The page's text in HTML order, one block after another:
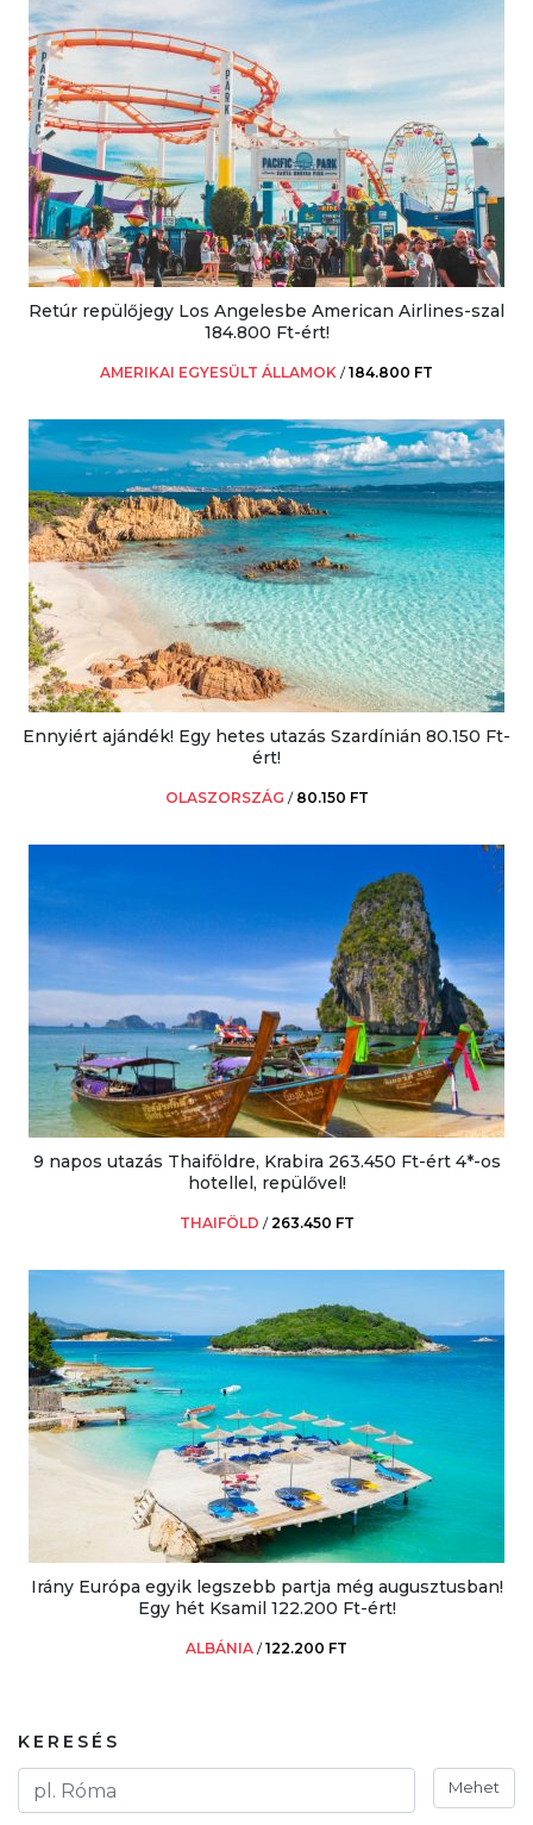
Retúr repülőjegy Los Angelesbe American Airlines-szal
184.800 Ft-ért!
AMERIKAI EGYESÜLT ÁLLAMOK /184.800 FT
Ennyiért ajándék! Egy hetes utazás Szardínián 80.150 Ft-
ért!
OLASZORSZÁG / 80.150 FT
9 napos utazás Thaiföldre, Krabira 263.450 Ft-ért 4*-os
hotellel, repülővel!
THAIFÖLD /263.450 FT
Irány Európa egyik legszebb partja még augusztusban!
Egy hét Ksamil 122.200 Ft-ért!
ALBÁNIA /122.200 FT
KERESÉS
Mehet